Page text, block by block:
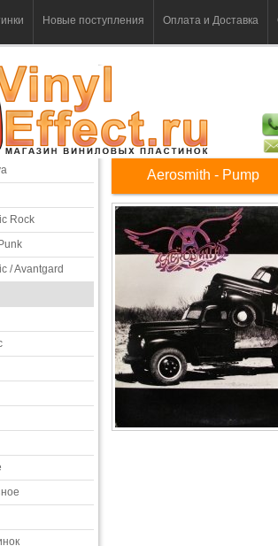
Новые поступления Оплата и Доставка
Rock
/ Avantgard
Aerosmith - Pump